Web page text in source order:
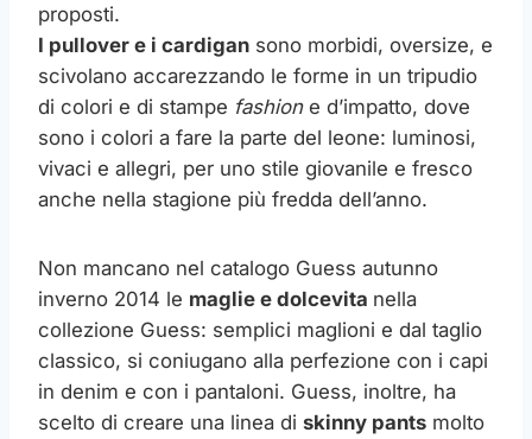
proposti.
I pullover e i cardigan sono morbidi, oversize, e
scivolano accarezzando le forme in un tripudio
di colori e di stampe fashione d’impatto, dove
sono i colori a fare la parte del leone: luminosi,
vivaci e allegri, per uno stile giovanile e fresco
anche nella stagione più fredda dell’anno.
Non mancano nel catalogo Guess autunno
inverno 2014 le maglie e dolcevita nella
collezione Guess: semplici maglioni e dal taglio
classico, si coniugano alla perfezione con i capi
in denim e con i pantaloni. Guess, inoltre, ha
scelto di creare una linea di skinny pants molto